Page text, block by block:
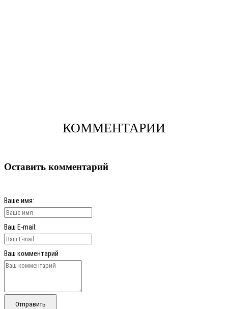
КОММЕНТАРИИ
Оставить комментарий
Ваше имя:
Ваш E-mail:
Ваш комментарий
Отправить